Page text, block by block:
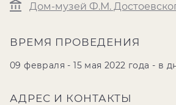
Дом-музей Ф.М.
ВРЕМЯ ПРОВЕДЕНИЯ
09 февраля - 15 мая 2022 года - в
АДРЕС И КОНТАКТЫ